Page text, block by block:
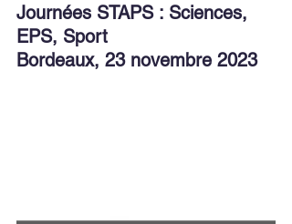
Journées STAPS : Sciences,
EPS, Sport
Bordeaux, 23 novembre 2023